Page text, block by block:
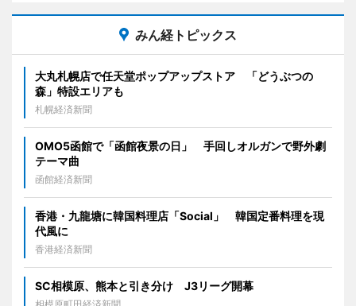
みん経トピックス
大丸札幌店で任天堂ポップアップストア 「どうぶつの
森」特設エリアも
札幌経済新聞
OMO5函館で「函館夜景の日」 手回しオルガンで野外劇
テーマ曲
函館経済新聞
香港・九龍塘に韓国料理店「Social」 韓国定番料理を現
代風に
香港経済新聞
SC相模原、熊本と引き分け J3リーグ開幕